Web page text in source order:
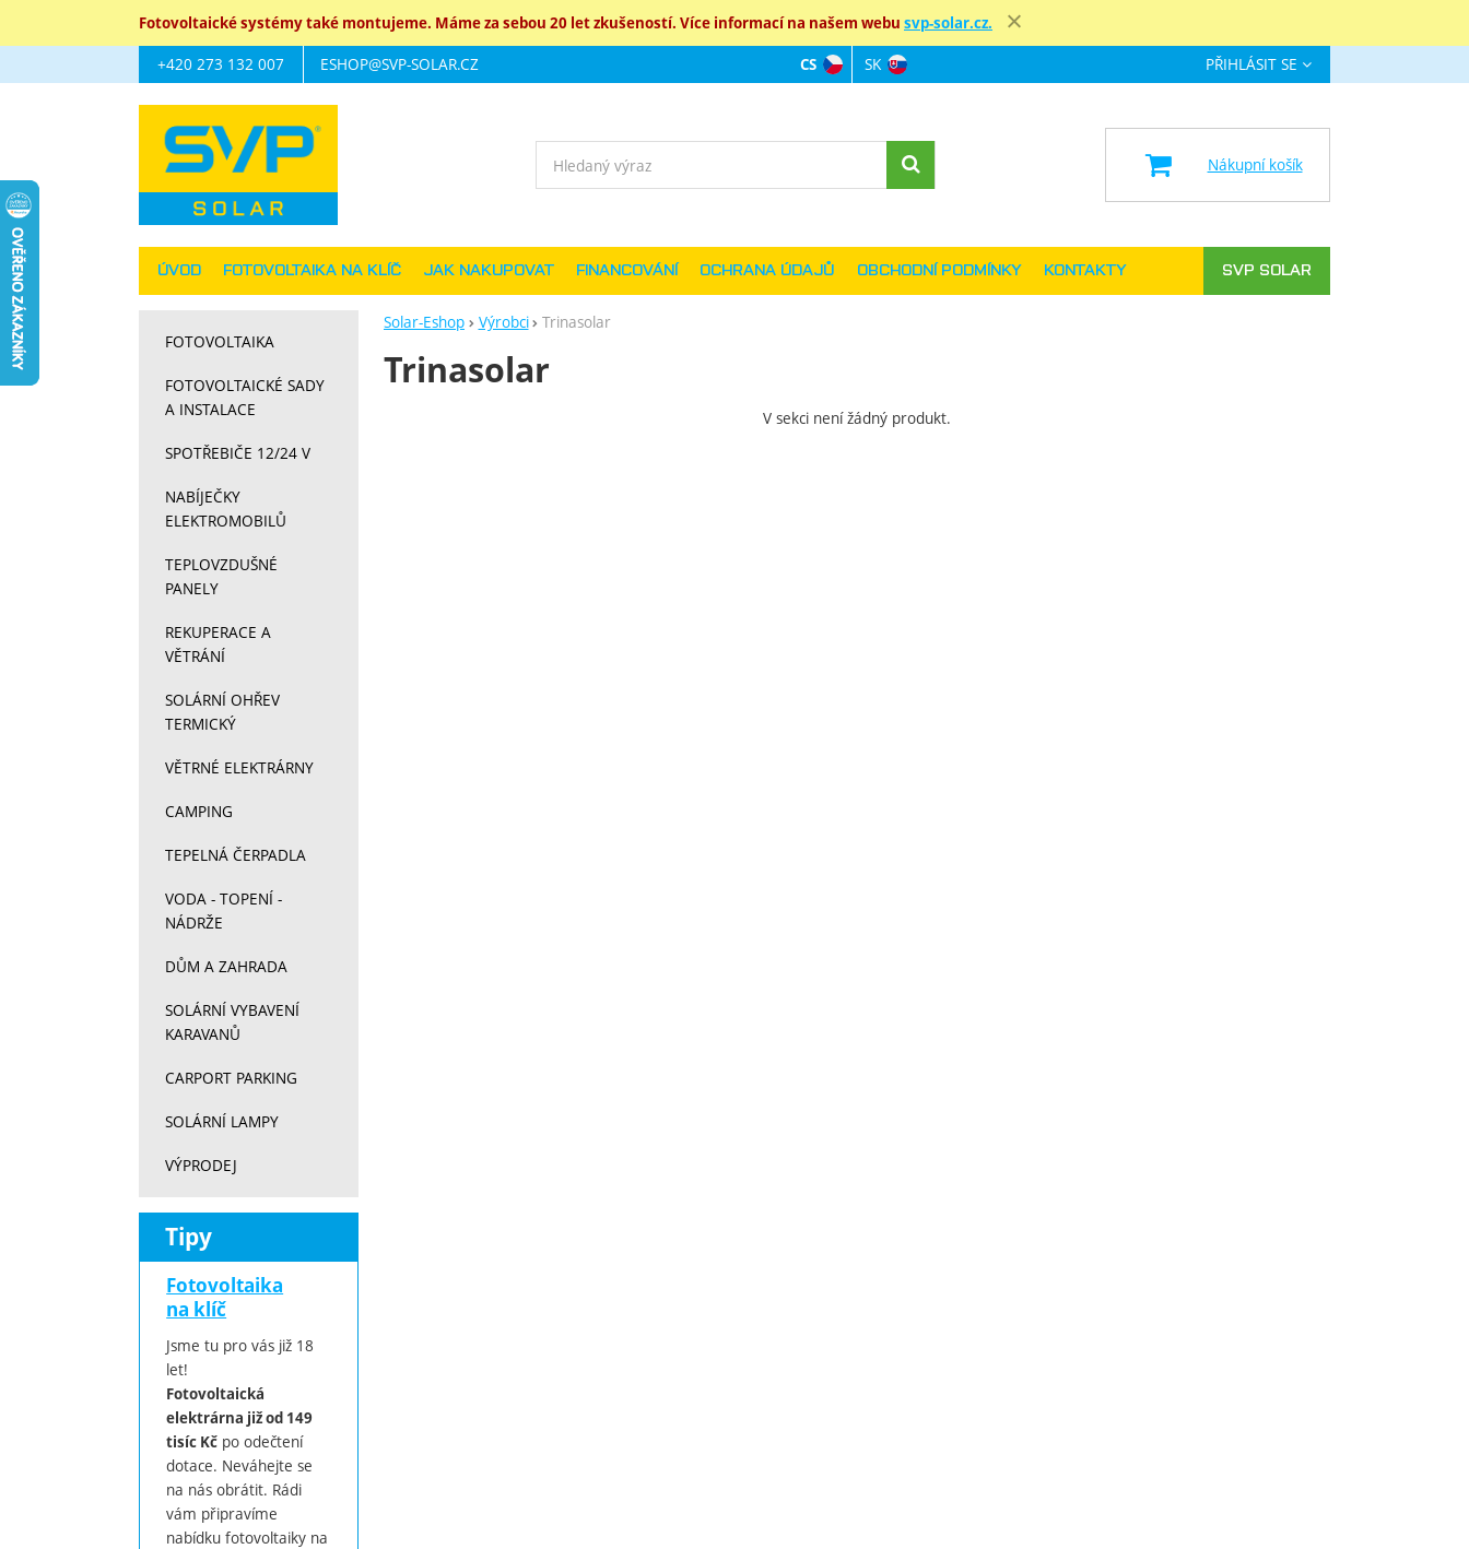
Fotovoltaické systémy také montujeme. Máme za sebou 20 let zkušeností. Více informací na našem webu svp-solar.cz.
Solar-Eshop Výrobci Trinasolar
Trinasolar
V sekci není žádný produkt.
FOTOVOLTAIKA
FOTOVOLTAICKÉ SADY
A INSTALACE
SPOTŘEBIČE 12/24 V
NABÍJEČKY
ELEKTROMOBILŮ
TEPLOVZDUŠNÉ
PANELY
REKUPERACE A
VĚTRÁNÍ
SOLÁRNÍ OHŘEV
TERMICKÝ
VĚTRNÉ ELEKTRÁRNY
CAMPING
TEPELNÁ ČERPADLA
VODA - TOPENÍ -
NÁDRŽE
DŮM A ZAHRADA
SOLÁRNÍ VYBAVENÍ
KARAVANŮ
CARPORT PARKING
SOLÁRNÍ LAMPY
VÝPRODEJ
Tipy
Fotovoltaika
na klíč
Jsme tu pro vás již 18
let!
Fotovoltaická
elektrárna již od 149
tisíc Kč po odečtení
dotace. Neváhejte se
na nás obrátit. Rádi
vám připravíme
nabídku fotovoltaiky na
Navigace
+420 273 132 007 ESHOP@SVP-SOLAR.CZ
ÚVOD FOTOVOLTAIKA NA KLÍČ JAK NAKUPOVAT FINANCOVÁNÍ OCHRANA ÚDAJŮ OBCHODNÍ PODMÍNKY KONTAKTY SVP SOLAR
Jazyková verze
CS SK PŘIHLÁSIT SE
Vyhledávání Nákupní košík